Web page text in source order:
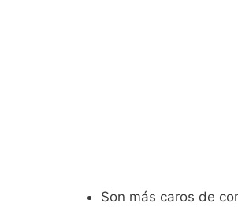
Son más caros de